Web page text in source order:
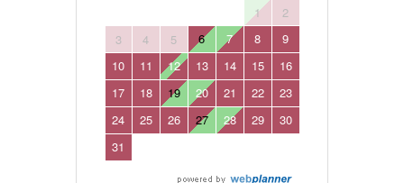
1
2
3
4 5 6 7 8
9
10
11 12 13 14 15
16
17
18 19 20 21 22
23
24
25 26 27 28 29
30
31